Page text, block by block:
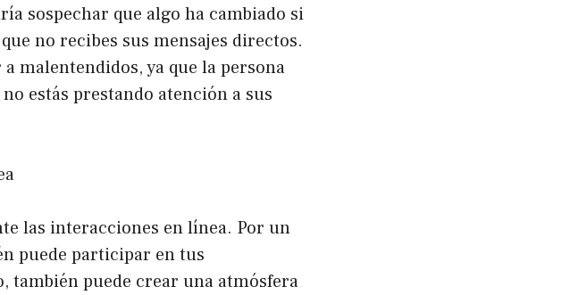
sospechar que algo ha cambiado si
no recibes sus mensajes directos.
malentendidos, ya que la persona
estás prestando atención a sus
las interacciones en línea. Por un
puede participar en tus
también puede crear una atmósfera